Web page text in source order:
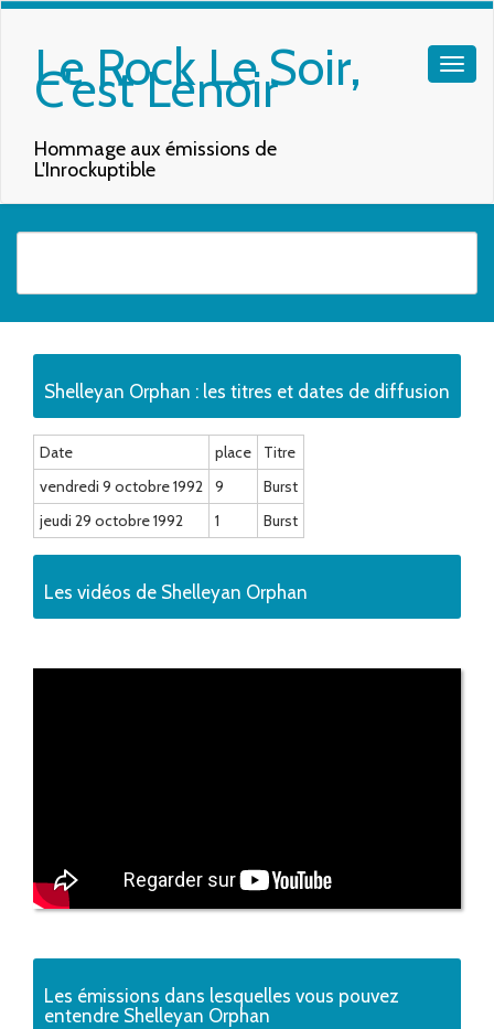
Le Rock Le Soir,
C'est Lenoir
Hommage aux émissions de
L'Inrockuptible
Shelleyan Orphan : les titres et dates de diffusion
Date place
Titre
vendredi 9 octobre 1992
9
Burst
jeudi 29 octobre 1992
1 Burst
Les vidéos de Shelleyan Orphan
Les émissions dans lesquelles vous pouvez
entendre Shelleyan Orphan